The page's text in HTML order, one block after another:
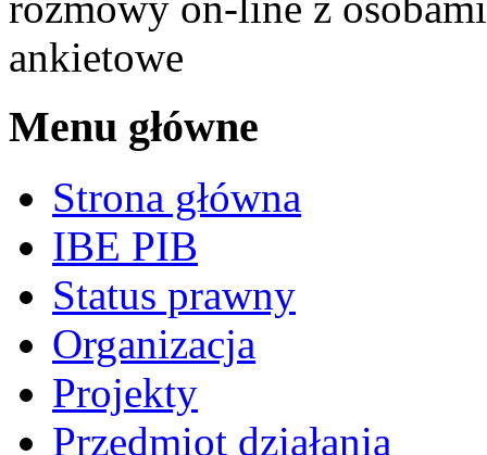
ankietowe
Menu główne
Strona główna
IBE PIB
Status prawny
Organizacja
Projekty
Przedmiot działania